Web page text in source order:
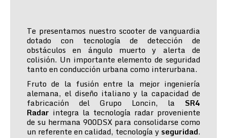
Te presentamos nuestro scooter de vanguardia
dotado con tecnología de detección de
obstáculos en ángulo muerto y alerta de
colisión. Un importante elemento de seguridad
tanto en conducción urbana como interurbana.
Fruto de la fusión entre la mejor ingeniería
alemana, el diseño italiano y la capacidad de
fabricación del Grupo Loncin, la SR4
Radar integra la tecnología radar proveniente
de su hermana 900DSX para consolidarse como
un referente en calidad, tecnología y seguridad.